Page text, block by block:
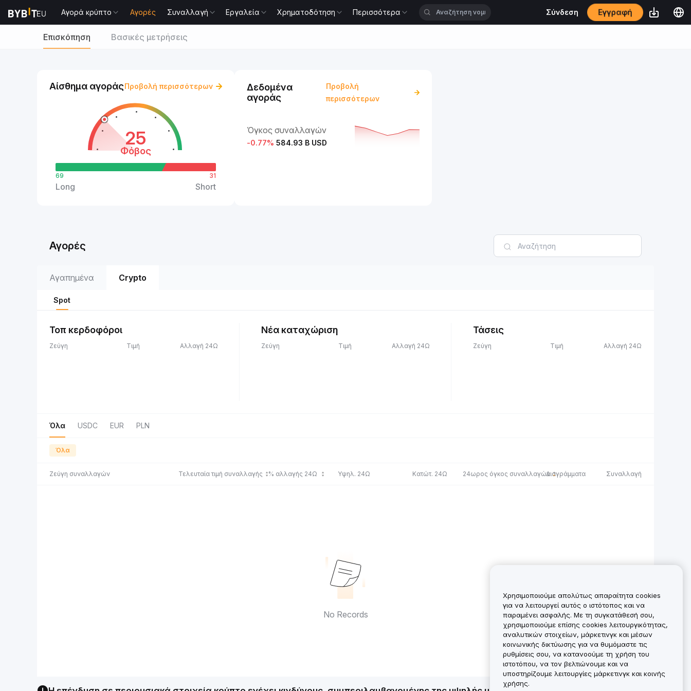
Αγορά κρύπτο Αγορές Συναλλαγή Εργαλεία Χρηματοδότηση Περισσότερα Σύνδεση Εγγραφή
Επισκόπηση Βασικές μετρήσεις
Αίσθημα αγοράςΠροβολή περισσότερων
25
Φόβος
69
Long
31
Short
Δεδομένα
αγοράς
Προβολή
περισσότερων
Όγκος συναλλαγών
-0.77% 584.93 B USD
Αγορές
Αγαπημένα Crypto
Spot
Τοπ κερδοφόροι
Ζεύγη Τιμή Αλλαγή 24Ω
Νέα καταχώριση
Ζεύγη Τιμή Αλλαγή 24Ω
Τάσεις
Ζεύγη Τιμή Αλλαγή 24Ω
Όλα USDC EUR PLN
Όλα
Ζεύγη συναλλαγών Τελευταία τιμή συναλλαγής % αλλαγής 24Ω Υψηλ. 24Ω Κατώτ. 24Ω 24ωρος όγκος συναλλαγώνΔιαγράμματα Συναλλαγή
No Records
Χρησιμοποιούμε απολύτως απαραίτητα cookies
για να λειτουργεί αυτός ο ιστότοπος και να
παραμένει ασφαλής. Με τη συγκατάθεσή σου,
χρησιμοποιούμε επίσης cookies λειτουργικότητας,
αναλυτικών στοιχείων, μάρκετινγκ και μέσων
κοινωνικής δικτύωσης για να θυμόμαστε τις
ρυθμίσεις σου, να κατανοούμε τη χρήση του
ιστοτόπου, να τον βελτιώνουμε και να
υποστηρίζουμε λειτουργίες μάρκετινγκ και κοινής
χρήσης.